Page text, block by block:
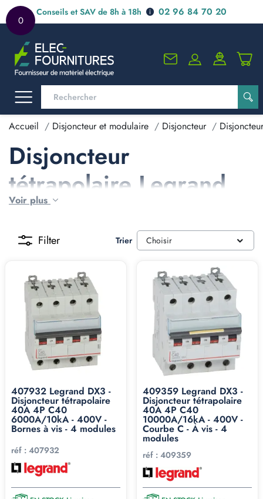
0
Conseils et SAV de 8h à 18h 02 96 84 70 20
Accueil Disjoncteur et modulaire Disjoncteur
Disjoncteur
tétrapolaire Legrand
40A
Voir plus
Filter Trier Choisir
407932 Legrand DX3 -
Disjoncteur tétrapolaire
40A 4P C40
6000A/10kA - 400V -
Bornes à vis - 4 modules
réf : 407932
409359 Legrand DX3 -
Disjoncteur tétrapolaire
40A 4P C40
10000A/16kA - 400V -
Courbe C - À vis - 4
modules
réf : 409359